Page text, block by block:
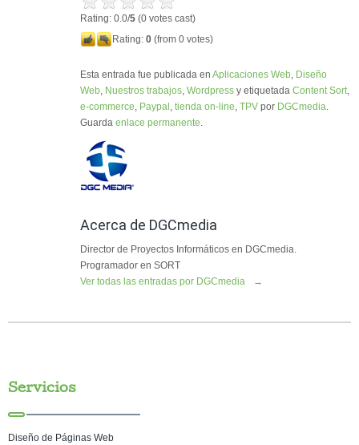
Rating: 0.0/5 (0 votes cast)
Rating: 0 (from 0 votes)
Esta entrada fue publicada en Aplicaciones Web, Diseño
Web, Nuestros trabajos, Wordpress y etiquetada Content Sort,
e-commerce, Paypal , tienda on-line, TPV por DGCmedia.
Guarda enlace permanente.
Acerca de DGCmedia
Director de Proyectos Informáticos en DGCmedia.
Programador en SORT
Ver todas las entradas por DGCmedia
→
Servicios
Diseño de Páginas Web